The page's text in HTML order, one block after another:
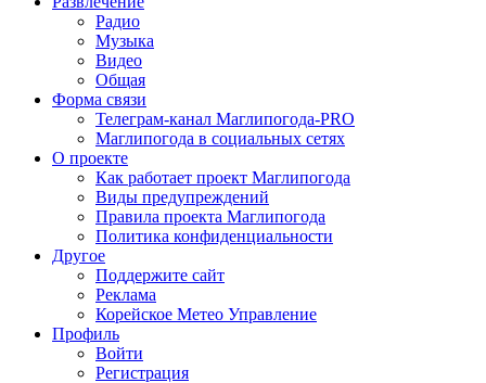
Радио
Музыка
Видео
Общая
Форма связи
Телеграм-канал Маглипогода-PRO
Маглипогода в социальных сетях
О проекте
Как работает проект Маглипогода
Виды предупреждений
Правила проекта Маглипогода
Политика конфиденциальности
Другое
Поддержите сайт
Реклама
Корейское Метео Управление
Профиль
Войти
Регистрация